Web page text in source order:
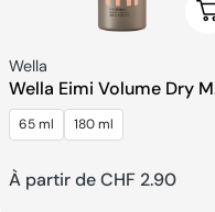
Fournisseur:
Wella
Wella Eimi Volume Dry
Shampooing Sec
65 ml 180 ml
Prix
À partir de CHF 2.90